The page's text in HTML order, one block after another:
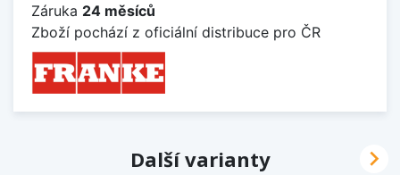
Záruka 24 měsíců
Zboží pochází z oficiální distribuce pro ČR
Další varianty 